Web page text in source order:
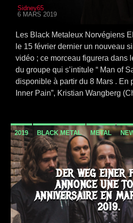
Sidney65
6 MARS 2019
Les Black Metaleux Norvégiens
le 15 février dernier un nouveau
vidéo ; ce morceau figurera dans
du groupe qui s’intitule “ Man of
disponible à partir du 8 Mars . En
Inner Pain”, Kristian Wangberg
2019 BLACK METAL METAL
TOURNÉE
DER WEG EINER
ANNONCE UNE
ANNIVERSAIRE EN
2019.